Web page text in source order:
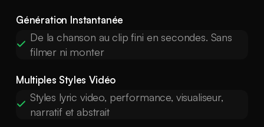
Génération Instantanée
De la chanson au clip fini en secondes. Sans
filmer ni monter
Multiples Styles Vidéo
Styles lyric video, performance, visualiseur,
narratif et abstrait